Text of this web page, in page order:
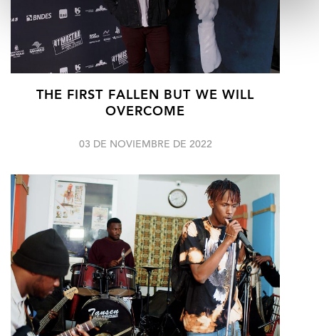
THE FIRST FALLEN BUT WE WILL
OVERCOME
03 DE NOVIEMBRE DE 2022